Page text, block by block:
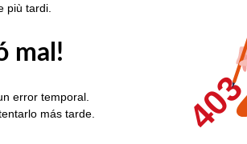
più tardi.
mal!
error temporal.
más tarde.